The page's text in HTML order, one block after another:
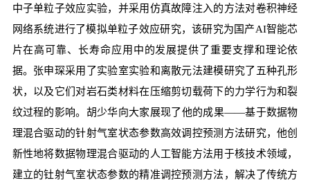
中子单粒子效应实验，并采用仿真故障注入的方法对卷积神经
网络系统进行了模拟单粒子效应研究，该研究为国产AI智能芯
片在高可靠、长寿命应用中的发展提供了重要支撑和理论依
据。张申琛采用了实验室实验和离散元法建模研究了五种孔形
状，以及它们对岩石类材料在压缩剪切载荷下的力学行为和裂
纹过程的影响。胡少华向大家展现了他的成果——基于数据物
理混合驱动的针射气室状态参数高效调控预测方法研究，他创
新性地将数据物理混合驱动的人工智能方法用于核技术领域，
建立的钍射气室状态参数的精准调控预测方法，解决了传统方